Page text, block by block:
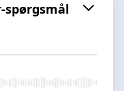
spørgsmål